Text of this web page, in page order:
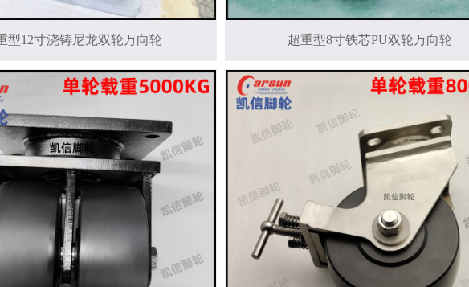
型12寸浇铸尼龙双轮万向轮 超重型8寸铁芯PU双轮万向轮